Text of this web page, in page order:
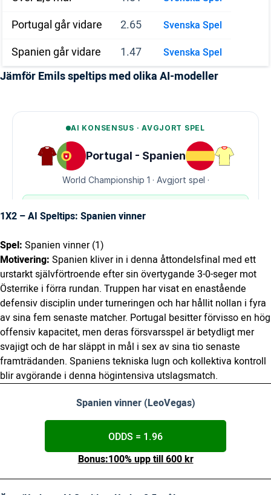
Portugal går vidare 2.65 Svenska Spel
Spanien går vidare 1.47 Svenska Spel
Jämför Emils speltips med olika AI-modeller
1X2 – AI Speltips: Spanien vinner
Spel: Spanien vinner (1)
Motivering: Spanien kliver in i denna åttondelsfinal med ett
urstarkt självförtroende efter sin övertygande 3-0-seger mot
Österrike i förra rundan. Truppen har visat en enastående
defensiv disciplin under turneringen och har hållit nollan i fyra
av sina fem senaste matcher. Portugal besitter förvisso en hög
offensiv kapacitet, men deras försvarsspel är betydligt mer
svajigt och de har släppt in mål i sex av sina tio senaste
framträdanden. Spaniens tekniska lugn och kollektiva kontroll
blir avgörande i denna högintensiva utslagsmatch.
Spanien vinner (LeoVegas)
ODDS = 1.96
Bonus:100% upp till 600 kr